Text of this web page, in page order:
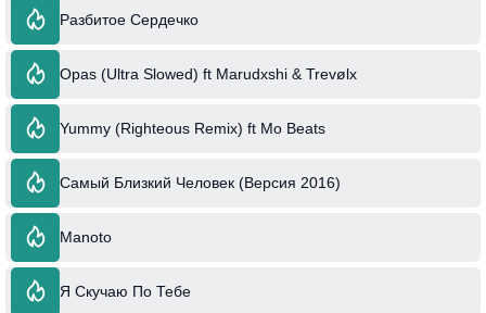
Разбитое Сердечко
Opas (Ultra Slowed) ft Marudxshi & Trevølx
Yummy (Righteous Remix) ft Mo Beats
Самый Близкий Человек (Версия 2016)
Manoto
Я Скучаю По Тебе